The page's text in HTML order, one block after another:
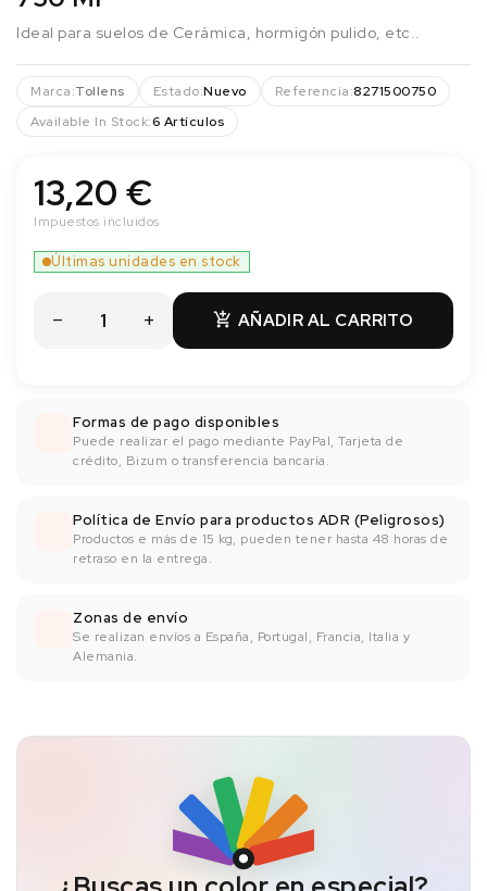
Ideal para suelos de Cerámica, hormigón pulido, etc..
Marca:Tollens Estado:Nuevo Referencia:8271500750
Available In Stock:6 Artículos
13,20 €
Impuestos incluidos
 AÑADIR AL CARRITO
Últimas unidades en stock
Formas de pago disponibles
Puede realizar el pago mediante PayPal, Tarjeta de
crédito, Bizum o transferencia bancaría.
Política de Envío para productos ADR (Peligrosos)
Productos e más de 15 kg, pueden tener hasta 48 horas de
retraso en la entrega.
Zonas de envío
Se realizan envíos a España, Portugal, Francia, Italia y
Alemania.